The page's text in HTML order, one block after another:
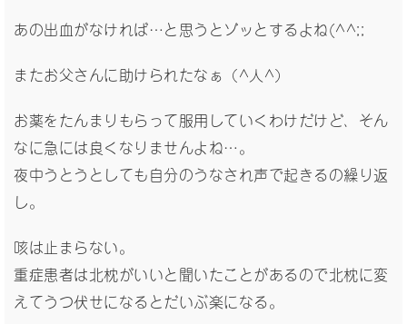
あの出血がなければ…と思うとゾッとするよね(^^;;
またお父さんに助けられたなぁ（^人^）
お薬をたんまりもらって服用していくわけだけど、そん
なに急には良くなりませんよね…。
夜中うとうとしても自分のうなされ声で起きるの繰り返
し。
咳は止まらない。
重症患者は北枕がいいと聞いたことがあるので北枕に変
えてうつ伏せになるとだいぶ楽になる。